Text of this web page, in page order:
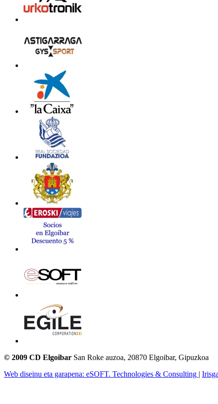
© 2009 CD Elgoibar San Roke auzoa, 20870 Elgoibar, Gipuzkoa
Web diseinu eta garapena: eSOFT. Technologies & Consulting |